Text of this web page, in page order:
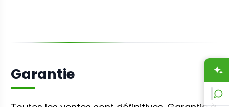
Garantie